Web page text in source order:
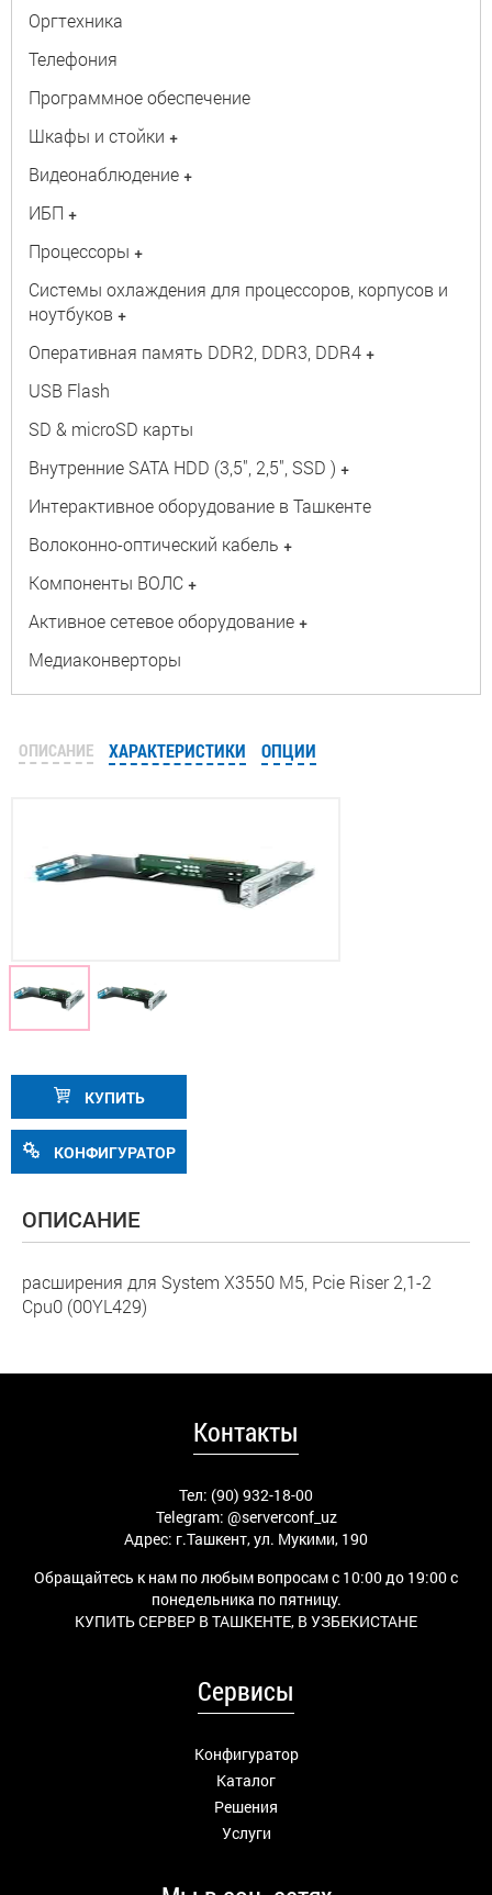
Оргтехника
Телефония
Программное обеспечение
Шкафы и стойки +
Видеонаблюдение +
ИБП +
Процессоры +
Системы охлаждения для процессоров, корпусов и
ноутбуков +
Оперативная память DDR2, DDR3, DDR4 +
USB Flash
SD & microSD карты
Внутренние SATA HDD (3,5", 2,5", SSD ) +
Интерактивное оборудование в Ташкенте
Волоконно-оптический кабель +
Компоненты ВОЛС +
Активное сетевое оборудование +
Медиаконверторы
ОПИСАНИЕ ХАРАКТЕРИСТИКИ ОПЦИИ
КУПИТЬ
КОНФИГУРАТОР
ОПИСАНИЕ
расширения для System X3550 M5, Pcie Riser 2,1-2
Cpu0 (00YL429)
Контакты
Тел: (90) 932-18-00
Telegram: @serverconf_uz
Адрес: г.Ташкент, ул. Мукими, 190
Обращайтесь к нам по любым вопросам с 10:00 до 19:00 с
понедельника по пятницу.
КУПИТЬ СЕРВЕР В ТАШКЕНТЕ, В УЗБЕКИСТАНЕ
Сервисы
Конфигуратор
Каталог
Решения
Услуги